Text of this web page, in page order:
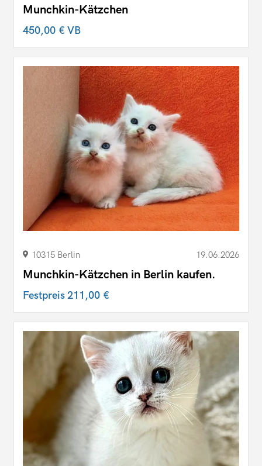
Munchkin-Kätzchen
450,00 €VB
10315 Berlin 19.06.2026
Munchkin-Kätzchen in Berlin kaufen.
Festpreis211,00 €